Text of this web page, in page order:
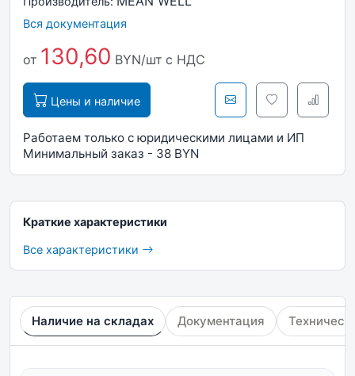
Вся документация
от 130,60 BYN/шт с НДС
Цены и наличие
Работаем только с юридическими лицами и ИП
Минимальный заказ - 38 BYN
Краткие характеристики
Все характеристики
Наличие на складах Документация